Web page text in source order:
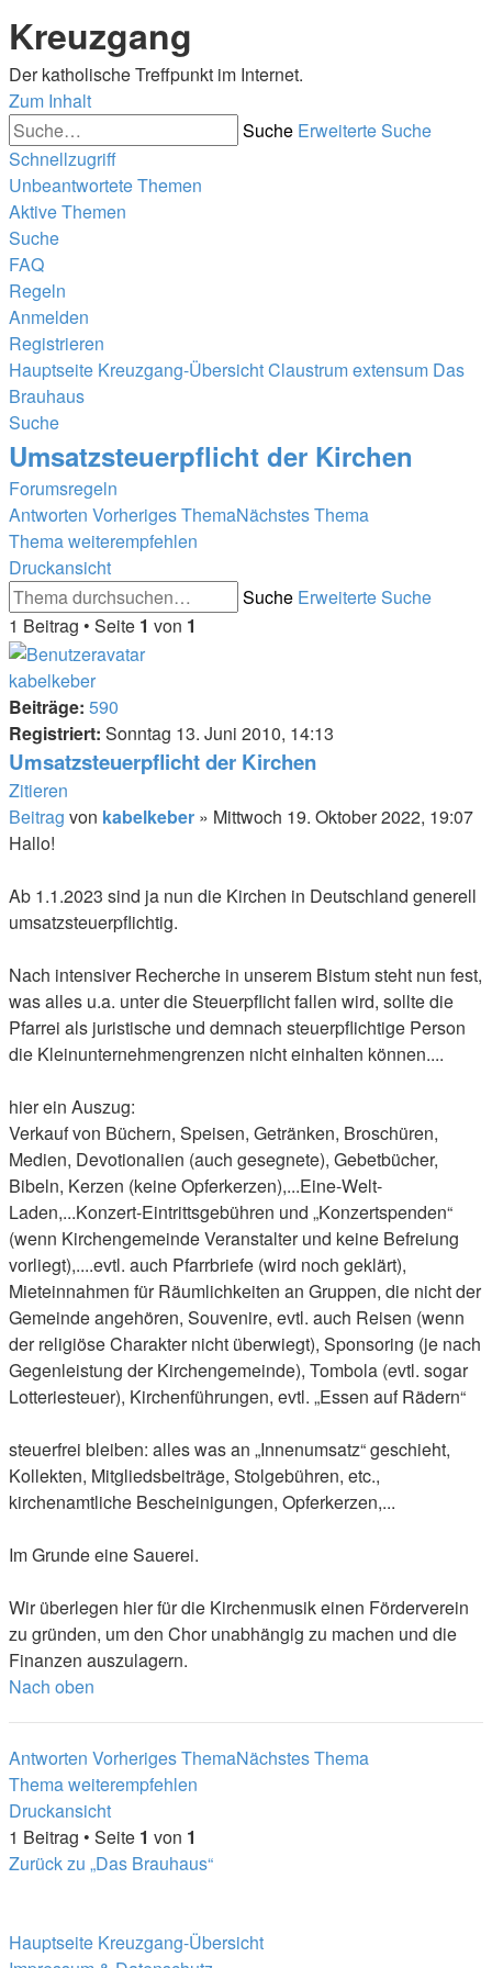
Kreuzgang
Der katholische Treffpunkt im Internet.
Zum Inhalt
Suche Erweiterte Suche
Schnellzugriff
Unbeantwortete Themen
Aktive Themen
Suche
FAQ
Regeln
Anmelden
Registrieren
Hauptseite Kreuzgang-ÜbersichtClaustrum extensum Das
Brauhaus
Suche
Umsatzsteuerpflicht der Kirchen
Forumsregeln
Antworten Vorheriges ThemaNächstes Thema
Thema weiterempfehlen
Druckansicht
Suche Erweiterte Suche
1 Beitrag • Seite 1 von 1
kabelkeber
Beiträge: 590
Registriert: Sonntag 13. Juni 2010, 14:13
Umsatzsteuerpflicht der Kirchen
Zitieren
Beitrag von kabelkeber » Mittwoch 19. Oktober 2022, 19:07
Hallo!
Ab 1.1.2023 sind ja nun die Kirchen in Deutschland generell
umsatzsteuerpflichtig.
Nach intensiver Recherche in unserem Bistum steht nun fest,
was alles u.a. unter die Steuerpflicht fallen wird, sollte die
Pfarrei als juristische und demnach steuerpflichtige Person
die Kleinunternehmengrenzen nicht einhalten können....
hier ein Auszug:
Verkauf von Büchern, Speisen, Getränken, Broschüren,
Medien, Devotionalien (auch gesegnete), Gebetbücher,
Bibeln, Kerzen (keine Opferkerzen),...Eine-Welt-
Laden,...Konzert-Eintrittsgebühren und „Konzertspenden“
(wenn Kirchengemeinde Veranstalter und keine Befreiung
vorliegt),....evtl. auch Pfarrbriefe (wird noch geklärt),
Mieteinnahmen für Räumlichkeiten an Gruppen, die nicht der
Gemeinde angehören, Souvenire, evtl. auch Reisen (wenn
der religiöse Charakter nicht überwiegt), Sponsoring (je nach
Gegenleistung der Kirchengemeinde), Tombola (evtl. sogar
Lotteriesteuer), Kirchenführungen, evtl. „Essen auf Rädern“
steuerfrei bleiben: alles was an „Innenumsatz“ geschieht,
Kollekten, Mitgliedsbeiträge, Stolgebühren, etc.,
kirchenamtliche Bescheinigungen, Opferkerzen,...
Im Grunde eine Sauerei.
Wir überlegen hier für die Kirchenmusik einen Förderverein
zu gründen, um den Chor unabhängig zu machen und die
Finanzen auszulagern.
Nach oben
Antworten Vorheriges ThemaNächstes Thema
Thema weiterempfehlen
Druckansicht
1 Beitrag • Seite 1 von 1
Zurück zu „Das Brauhaus“
Hauptseite Kreuzgang-Übersicht